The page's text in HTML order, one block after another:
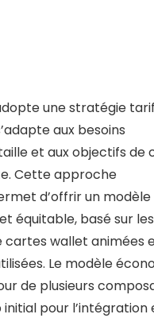
une stratégie
aux besoins
et aux objectifs de
Cette approche
d’offrir un modèle
équitable, basé sur les
cartes wallet animées
Le modèle
de plusieurs
pour l’intégration